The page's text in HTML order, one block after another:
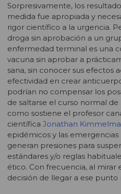
Sorpresivamente, los
medida fue apropiada y
rigor científico a la urgencia.
droga sin aprobación a un
enfermedad terminal es una
vacuna sin aprobar a
sana, sin conocer sus efectos
efectividad en crear
podrían no compensar los
de saltarse el curso normal de
como sostiene el profesor
científica Jonathan
epidémicos y las
generan presiones para
estándares y/o reglas
ético. Con frecuencia, al mirar
decisión de llegar a ese punto